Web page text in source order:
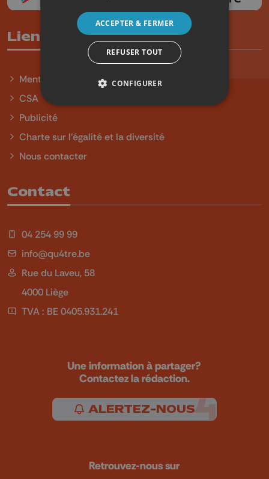
Liens utiles
Mentions légales
CSA
Publicité
Charte sur l'égalité et la diversité
Nous contacter
Contact
04 254 99 99
info@qu4tre.be
Rue du Laveu, 58
4000 Liège
TVA : BE 0405.931.241
Une information à partager?
Contactez la rédaction.
ALERTEZ-NOUS
Retrouvez-nous sur
ACCEPTER & FERMER
REFUSER TOUT
CONFIGURER